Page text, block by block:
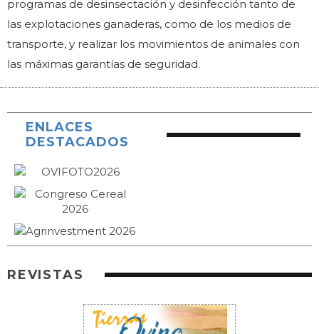
programas de desinsectación y desinfección tanto de
las explotaciones ganaderas, como de los medios de
transporte, y realizar los movimientos de animales con
las máximas garantías de seguridad.
ENLACES
DESTACADOS
REVISTAS